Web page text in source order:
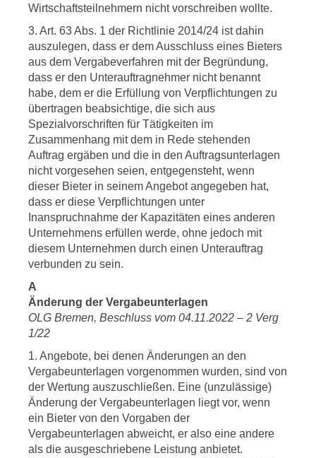
Wirtschaftsteilnehmern nicht vorschreiben wollte.
3. Art. 63 Abs. 1 der Richtlinie 2014/24 ist dahin
auszulegen, dass er dem Ausschluss eines Bieters
aus dem Vergabeverfahren mit der Begründung,
dass er den Unterauftragnehmer nicht benannt
habe, dem er die Erfüllung von Verpflichtungen zu
übertragen beabsichtige, die sich aus
Spezialvorschriften für Tätigkeiten im
Zusammenhang mit dem in Rede stehenden
Auftrag ergäben und die in den Auftragsunterlagen
nicht vorgesehen seien, entgegensteht, wenn
dieser Bieter in seinem Angebot angegeben hat,
dass er diese Verpflichtungen unter
Inanspruchnahme der Kapazitäten eines anderen
Unternehmens erfüllen werde, ohne jedoch mit
diesem Unternehmen durch einen Unterauftrag
verbunden zu sein.
A
Änderung der Vergabeunterlagen
OLG Bremen, Beschluss vom 04.11.2022 – 2 Verg
1/22
1. Angebote, bei denen Änderungen an den
Vergabeunterlagen vorgenommen wurden, sind von
der Wertung auszuschließen. Eine (unzulässige)
Änderung der Vergabeunterlagen liegt vor, wenn
ein Bieter von den Vorgaben der
Vergabeunterlagen abweicht, er also eine andere
als die ausgeschriebene Leistung anbietet.